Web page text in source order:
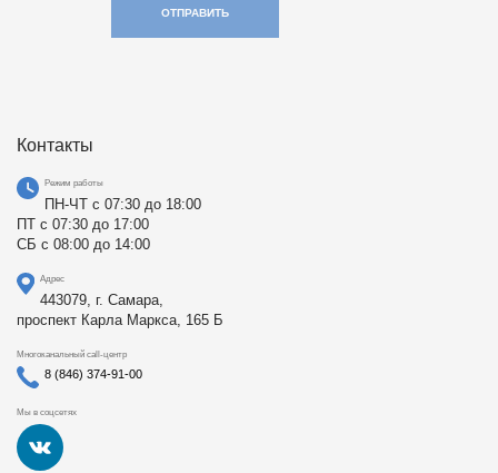
ОТПРАВИТЬ
Контакты
Режим работы
ПН-ЧТ с 07:30 до 18:00
ПТ с 07:30 до 17:00
СБ с 08:00 до 14:00
Адрес
443079, г. Самара,
проспект Карла Маркса, 165 Б
Многоканальный call-центр
8 (846) 374-91-00
Мы в соцсетях